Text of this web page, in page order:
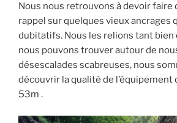
Nous nous retrouvons à devoir faire
rappel sur quelques vieux ancrages
dubitatifs. Nous les relions tant bien
nous pouvons trouver autour de
désescalades scabreuses, nous
découvrir la qualité de l’équipement
53m .